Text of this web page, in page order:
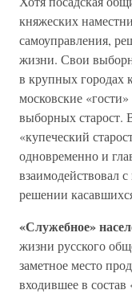
княжеских
самоуправления,
жизни. Свои
в крупных городах
московские
выборных старост.
«купеческий
одновременно и
взаимодействовал
решении
«Служебное»
жизни русского
заметное место
входившее в